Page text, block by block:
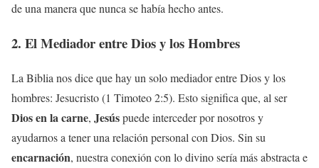
de una manera que nunca se había hecho antes.
2. El Mediador entre Dios y los Hombres
La Biblia nos dice que hay un solo mediador entre Dios y los
hombres: Jesucristo (1 Timoteo 2:5). Esto significa que, al ser
Dios en la carne, Jesúspuede interceder por nosotros y
ayudarnos a tener una relación personal con Dios. Sin su
encarnación, nuestra conexión con lo divino sería más abstracta e